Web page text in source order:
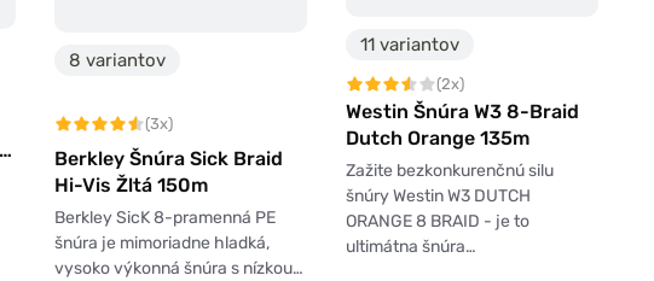
8 variantov
(3x)
Berkley Šnúra Sick Braid
Hi-Vis Žltá 150m
Berkley SicK 8-pramenná PE
šnúra je mimoriadne hladká,
vysoko výkonná šnúra s nízkou…
11 variantov
(2x)
Westin Šnúra W3 8-Braid
Dutch Orange 135m
Zažite bezkonkurenčnú silu
šnúry Westin W3 DUTCH
ORANGE 8 BRAID - je to
ultimátna šnúra…